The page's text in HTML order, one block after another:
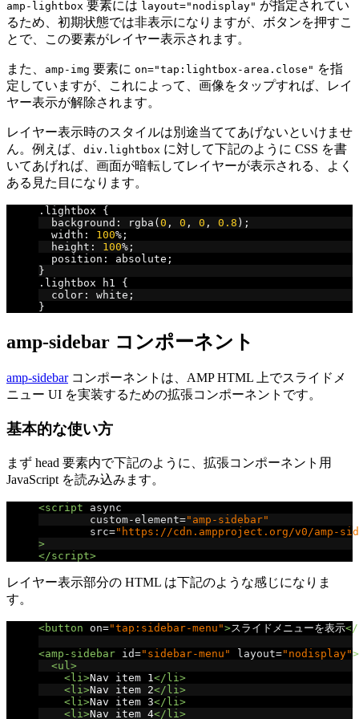
amp-lightbox 要素には layout="nodisplay" が指定されてい
るため、初期状態では非表示になりますが、ボタンを押すこ
とで、この要素がレイヤー表示されます。
また、 amp-img 要素に on="tap:lightbox-area.close" を指
定していますが、これによって、画像をタップすれば、レイ
ヤー表示が解除されます。
レイヤー表示時のスタイルは別途当ててあげないといけませ
ん。例えば、 div.lightbox に対して下記のように CSS を書
いてあげれば、画面が暗転してレイヤーが表示される、よく
ある見た目になります。
. lightbox {
  background
: rgba (0 , 0 , 0 , 0.8 );
  width
: 100%;
  height
: 100%;
  position
: absolute ;
}
. lightbox h1 {
  color
: white ;
}
amp-sidebar コンポーネント
amp-sidebarコンポーネントは、AMP HTML 上でスライドメ
ニュー UI を実装するための拡張コンポーネントです。
基本的な使い方
まず head 要素内で下記のように、拡張コンポーネント用
JavaScript を読み込みます。
<script
async
custom-element="amp-sidebar"
src="https://cdn.ampproject.org/v0/amp-
>
</script>
レイヤー表示部分の HTML は下記のような感じになりま
す。
<button on="tap:sidebar-menu">スライドメニューを表示
<amp-sidebar id="sidebar-menu" layout="nodisplay">
<ul>
<li>Nav item 1 </li>
<li>Nav item 2</li>
<li>Nav item 3</li>
<li>Nav item 4</li>